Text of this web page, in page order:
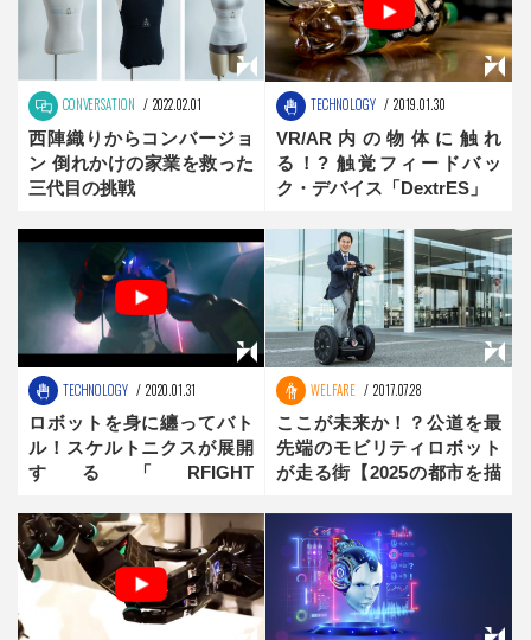
CONVERSATION 2022.02.01
西陣織りからコンバージョ
ン 倒れかけの家業を救った
三代目の挑戦
TECHNOLOGY 2019.01.30
VR/AR内の物体に触れ
る！? 触覚フィードバッ
ク・デバイス「DextrES」
TECHNOLOGY 2020.01.31
ロボットを身に纏ってバト
ル！スケルトニクスが展開
する「RFIGHT
刺さり過ぎる
WELFARE 2017.07.28
ここが未来か！？公道を最
先端のモビリティロボット
が走る街【2025の都市を描